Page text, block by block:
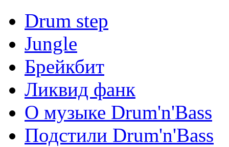
Drum step
Jungle
Брейкбит
Ликвид фанк
О музыке Drum'n'Bass
Подстили Drum'n'Bass